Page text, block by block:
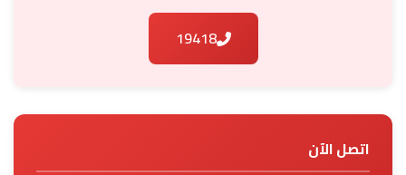
19418
اتصل الآن